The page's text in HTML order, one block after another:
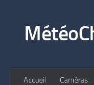
Accueil Caméras